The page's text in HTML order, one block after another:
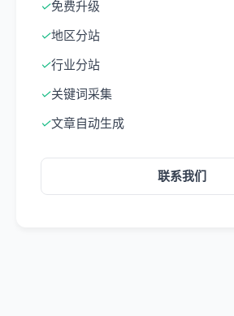
✓免费升级
✓地区分站
✓行业分站
✓关键词采集
✓文章自动生成
联系我们